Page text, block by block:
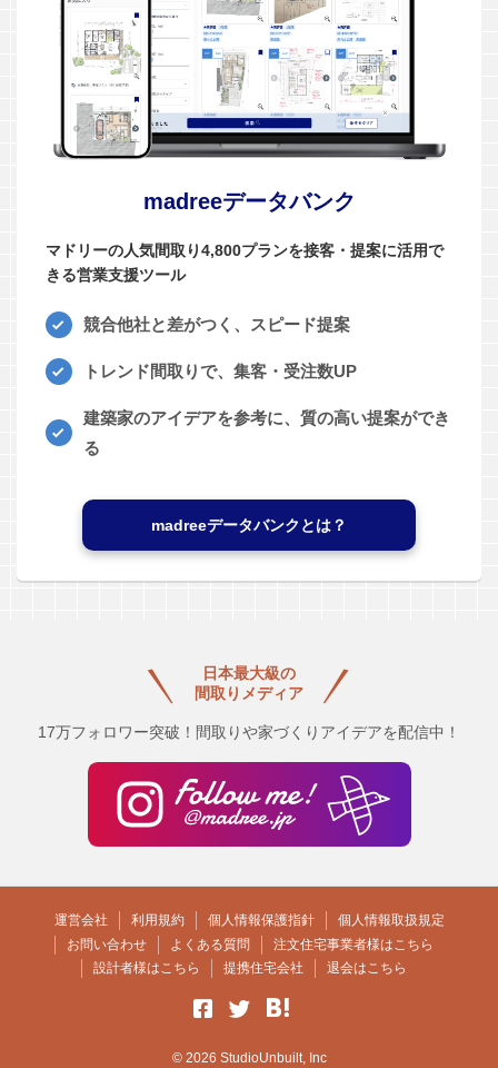
madreeデータバンク
マドリーの人気間取り4,800プランを接客・提案に活用で
きる営業支援ツール
競合他社と差がつく、スピード提案
トレンド間取りで、集客・受注数UP
建築家のアイデアを参考に、質の高い提案ができ
る
madreeデータバンクとは？
日本最大級の
間取りメディア
17万フォロワー突破！間取りや家づくりアイデアを配信中！
運営会社 利用規約 個人情報保護指針
個人情報取扱規定
お問い合わせ
よくある質問
注文住宅事業者様はこちら
設計者様はこちら
提携住宅会社 退会はこちら
© 2026 StudioUnbuilt, Inc